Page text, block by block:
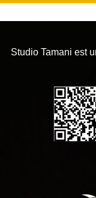
Studio Tamani est